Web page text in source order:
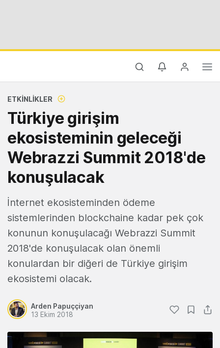
ETKINLIKLER
Türkiye girişim
ekosisteminin geleceği
Webrazzi Summit 2018'de
konuşulacak
İnternet ekosisteminden ödeme
sistemlerinden blockchaine kadar pek çok
konunun konuşulacağı Webrazzi Summit
2018'de konuşulacak olan önemli
konulardan bir diğeri de Türkiye girişim
ekosistemi olacak.
Arden Papuççiyan
13 Ekim 2018